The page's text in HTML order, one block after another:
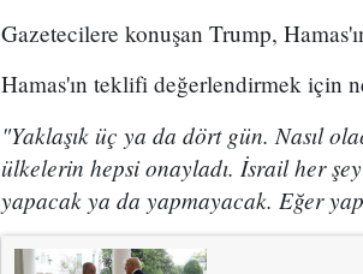
Gazetecilere konuşan Trump,
Hamas'ın teklifi değerlendirmek için
"Yaklaşık üç ya da dört gün. Nasıl
ülkelerin hepsi onayladı. İsrail her
yapacak ya da yapmayacak. Eğer